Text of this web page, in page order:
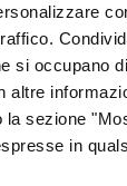
si occupano
altre
sezione
in
Solidale
Academy